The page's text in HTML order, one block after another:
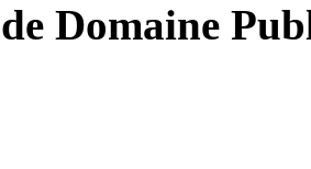
Domaine